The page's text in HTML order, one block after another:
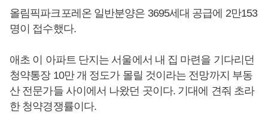
올림픽파크포레온 일반분양은 3695세대 공급에 2만153
명이 접수했다.
애초 이 아파트 단지는 서울에서 내 집 마련을 기다리던
청약통장 10만 개 정도가 몰릴 것이라는 전망까지 부동
산 전문가들 사이에서 나왔던 곳이다. 기대에 견줘 초라
한 청약경쟁률이다.